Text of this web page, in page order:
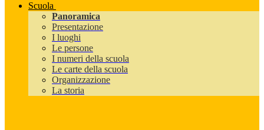
Scuola
Panoramica
Presentazione
I luoghi
Le persone
I numeri della scuola
Le carte della scuola
Organizzazione
La storia